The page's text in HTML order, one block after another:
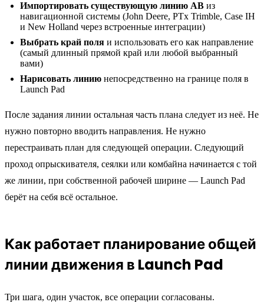
Импортировать существующую линию AB из
навигационной системы (John Deere, PTx Trimble, Case IH
и New Holland через встроенные интеграции)
Выбрать край поля и использовать его как направление
(самый длинный прямой край или любой выбранный
вами)
Нарисовать линию непосредственно на границе поля в
Launch Pad
После задания линии остальная часть плана следует из неё. Не
нужно повторно вводить направления. Не нужно
перестраивать план для следующей операции. Следующий
проход опрыскивателя, сеялки или комбайна начинается с той
же линии, при собственной рабочей ширине — Launch Pad
берёт на себя всё остальное.
Как работает планирование общей
линии движения в Launch Pad
Три шага, один участок, все операции согласованы.